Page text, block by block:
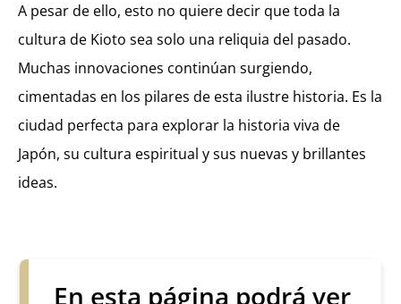
A pesar de ello, esto no quiere decir que toda la
cultura de Kioto sea solo una reliquia del pasado.
Muchas innovaciones continúan surgiendo,
cimentadas en los pilares de esta ilustre historia. Es la
ciudad perfecta para explorar la historia viva de
Japón, su cultura espiritual y sus nuevas y brillantes
ideas.
En esta página podrá ver